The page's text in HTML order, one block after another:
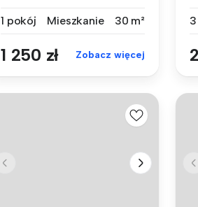
1 pokój
Mieszkanie 30 m²
1 250 zł Zobacz więcej